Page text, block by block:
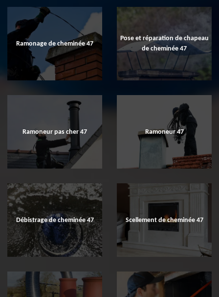
Ramonage de cheminée 47
Pose et réparation de chapeau
de cheminée 47
Ramoneur pas cher 47 Ramoneur 47
Débistrage de cheminée 47 Scellement de cheminée 47